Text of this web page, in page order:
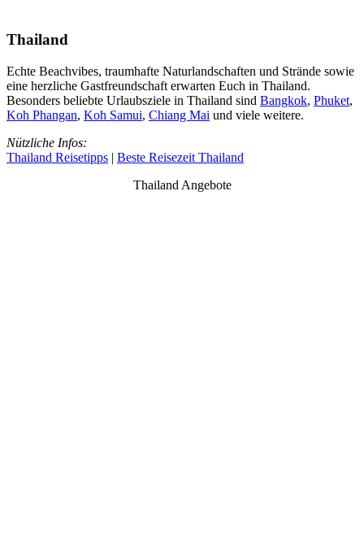
Thailand
Echte Beachvibes, traumhafte Naturlandschaften und Strände sowie
eine herzliche Gastfreundschaft erwarten Euch in Thailand.
Besonders beliebte Urlaubsziele in Thailand sind Bangkok, Phuket,
Koh Phangan, Koh Samui, Chiang Mai und viele weitere.
Nützliche Infos:
Thailand Reisetipps | Beste Reisezeit Thailand
Thailand Angebote